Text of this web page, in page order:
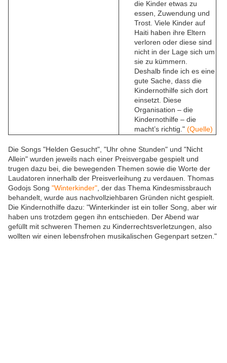
die Kinder etwas zu
essen, Zuwendung und
Trost. Viele Kinder auf
Haiti haben ihre Eltern
verloren oder diese sind
nicht in der Lage sich um
sie zu kümmern.
Deshalb finde ich es eine
gute Sache, dass die
Kindernothilfe sich dort
einsetzt. Diese
Organisation – die
Kindernothilfe – die
macht’s richtig." (Quelle)
Die Songs "Helden Gesucht", "Uhr ohne Stunden" und "Nicht
Allein" wurden jeweils nach einer Preisvergabe gespielt und
trugen dazu bei, die bewegenden Themen sowie die Worte der
Laudatoren innerhalb der Preisverleihung zu verdauen. Thomas
Godojs Song "Winterkinder" , der das Thema Kindesmissbrauch
behandelt, wurde aus nachvollziehbaren Gründen nicht gespielt.
Die Kindernothilfe dazu: "Winterkinder ist ein toller Song, aber wir
haben uns trotzdem gegen ihn entschieden. Der Abend war
gefüllt mit schweren Themen zu Kinderrechtsverletzungen, also
wollten wir einen lebensfrohen musikalischen Gegenpart setzen."